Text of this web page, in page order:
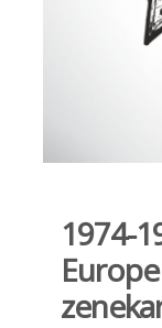
1974-